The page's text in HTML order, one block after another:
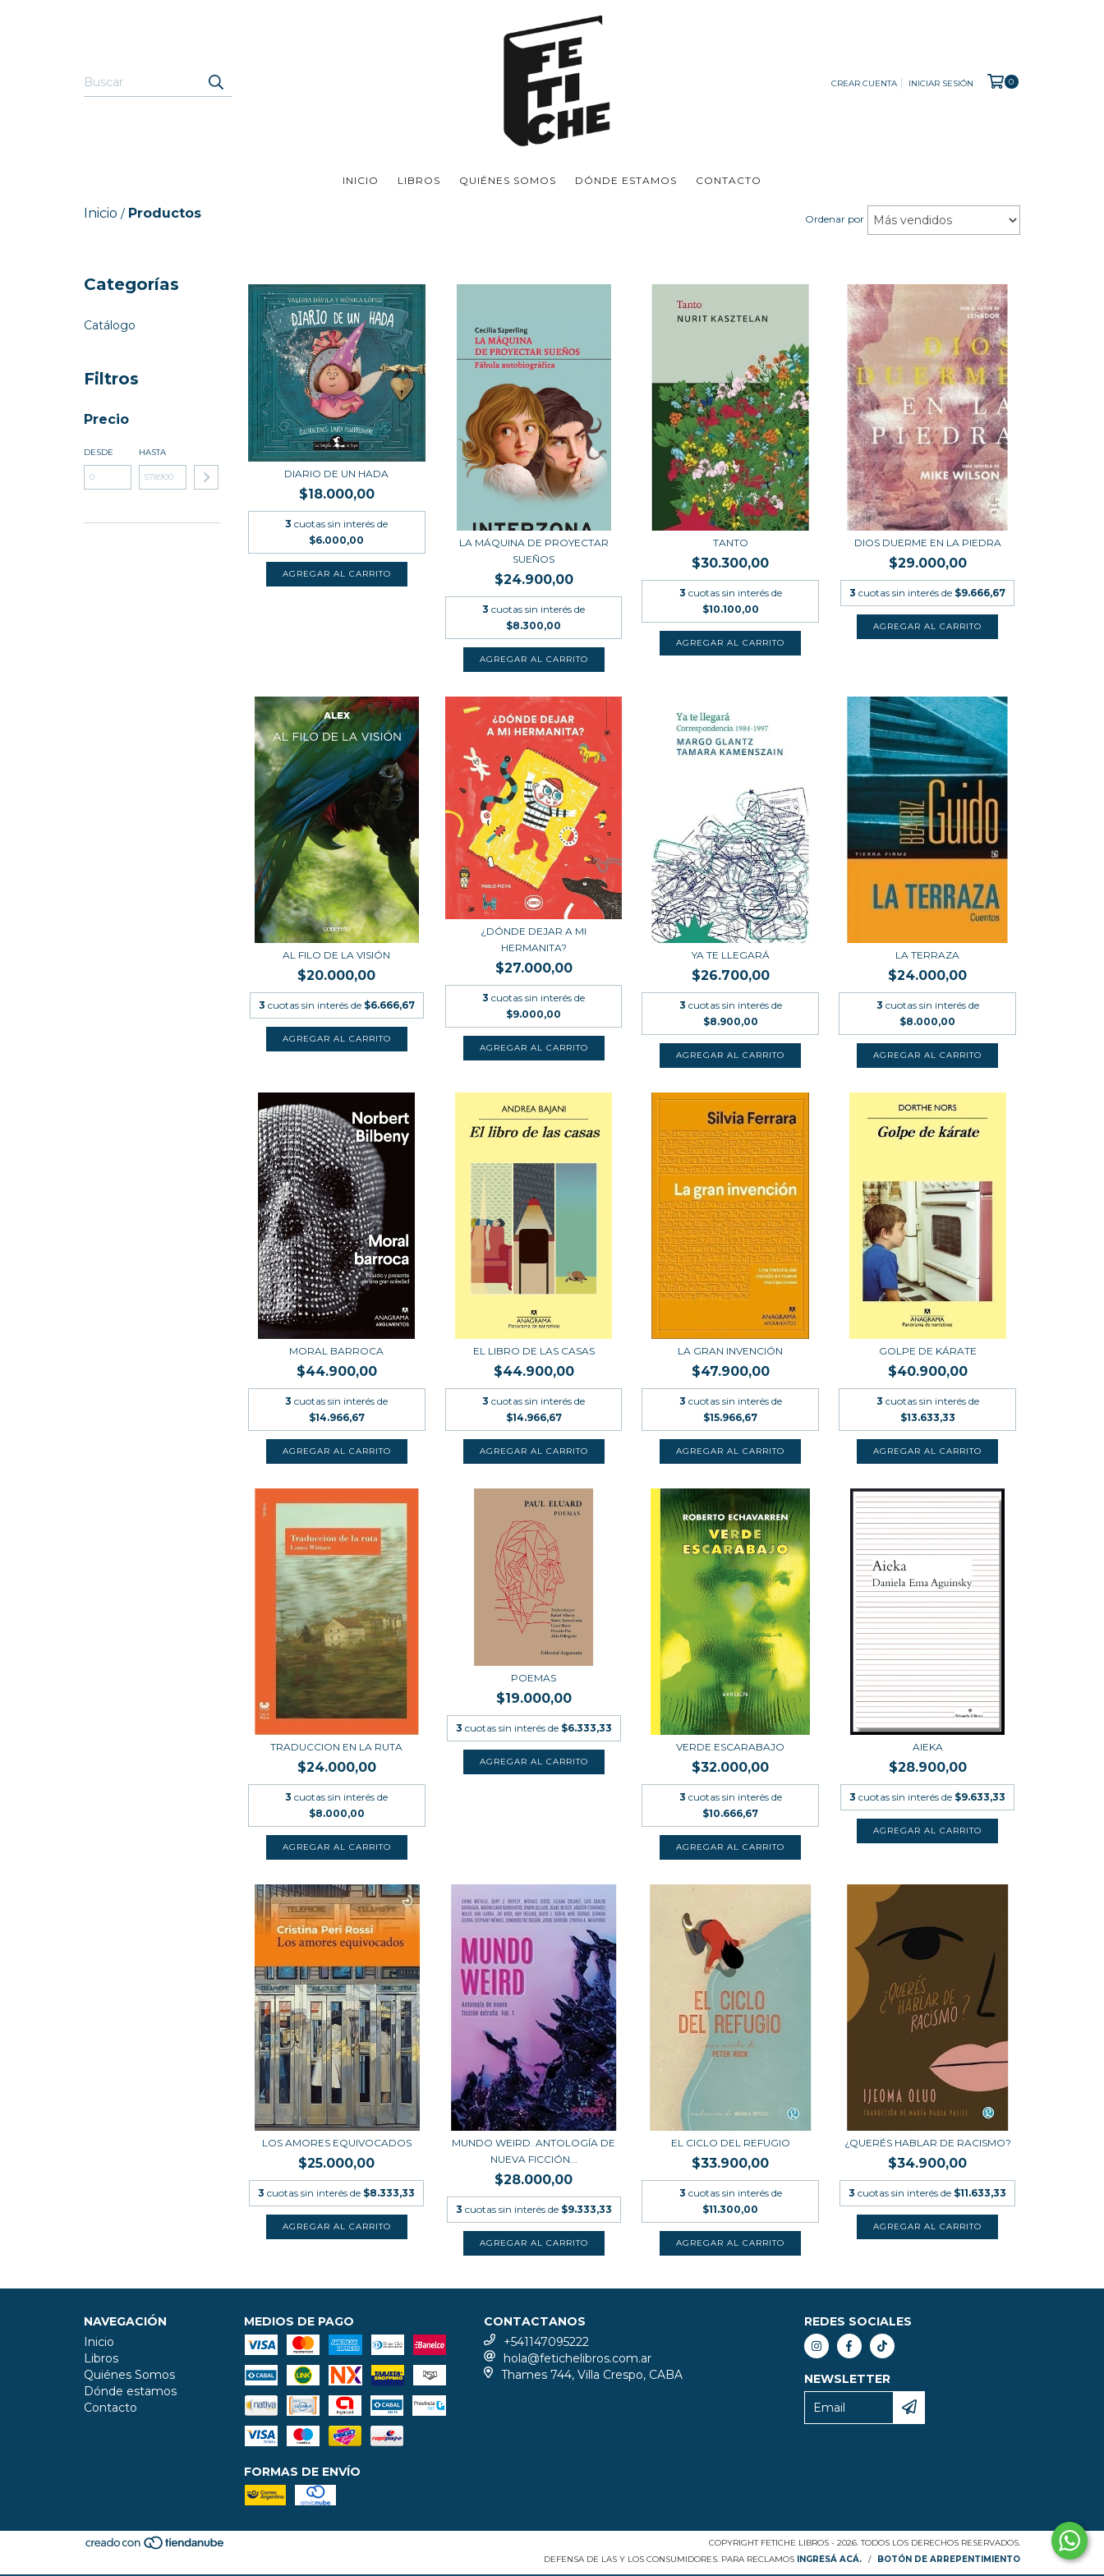
CREAR CUENTA INICIAR SESIÓN 0
INICIO LIBROS QUIÉNES SOMOS DÓNDE ESTAMOS CONTACTO
Inicio / Productos Ordenar por
Categorías
Catálogo
Filtros
Precio
DESDE HASTA
DIARIO DE UN HADA
$18.000,00
3 cuotas sin interés de
$6.000,00
LA MÁQUINA DE PROYECTAR
SUEÑOS
$24.900,00
3 cuotas sin interés de
$8.300,00
TANTO
$30.300,00
3 cuotas sin interés de
$10.100,00
DIOS DUERME EN LA PIEDRA
$29.000,00
3 cuotas sin interés de $9.666,67
AL FILO DE LA VISIÓN
$20.000,00
3 cuotas sin interés de $6.666,67
¿DÓNDE DEJAR A MI
HERMANITA?
$27.000,00
3 cuotas sin interés de
$9.000,00
YA TE LLEGARÁ
$26.700,00
3 cuotas sin interés de
$8.900,00
LA TERRAZA
$24.000,00
3 cuotas sin interés de
$8.000,00
MORAL BARROCA
$44.900,00
3 cuotas sin interés de
$14.966,67
EL LIBRO DE LAS CASAS
$44.900,00
3 cuotas sin interés de
$14.966,67
LA GRAN INVENCIÓN
$47.900,00
3 cuotas sin interés de
$15.966,67
GOLPE DE KÁRATE
$40.900,00
3 cuotas sin interés de
$13.633,33
TRADUCCION EN LA RUTA
$24.000,00
3 cuotas sin interés de
$8.000,00
POEMAS
$19.000,00
3 cuotas sin interés de $6.333,33
VERDE ESCARABAJO
$32.000,00
3 cuotas sin interés de
$10.666,67
AIEKA
$28.900,00
3 cuotas sin interés de $9.633,33
LOS AMORES EQUIVOCADOS
$25.000,00
3 cuotas sin interés de $8.333,33
MUNDO WEIRD. ANTOLOGÍA DE
NUEVA FICCIÓN...
$28.000,00
3 cuotas sin interés de $9.333,33
EL CICLO DEL REFUGIO
$33.900,00
3 cuotas sin interés de
$11.300,00
¿QUERÉS HABLAR DE RACISMO?
$34.900,00
3 cuotas sin interés de $11.633,33
NAVEGACIÓN
Inicio
Libros
Quiénes Somos
Dónde estamos
Contacto
MEDIOS DE PAGO
FORMAS DE ENVÍO
CONTACTANOS
+541147095222
hola@fetichelibros.com.ar
Thames 744, Villa Crespo, CABA
REDES SOCIALES
NEWSLETTER
COPYRIGHT FETICHE LIBROS - 2026. TODOS LOS DERECHOS RESERVADOS.
DEFENSA DE LAS Y LOS CONSUMIDORES. PARA RECLAMOS INGRESÁ ACÁ. / BOTÓN DE ARREPENTIMIENTO